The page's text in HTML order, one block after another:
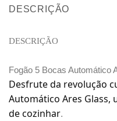
DESCRIÇÃO
DESCRIÇÃO
Fogão 5 Bocas Automático
Desfrute da revolução
Automático Ares Glass,
de cozinhar.